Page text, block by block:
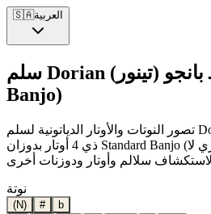
🇸🇦العربية
سلم Dorian دو# لـ بانجو (تينور) (Standard
Banjo)
تصور النوتات والأوتار الدياتونية لسلم Dorian دو# على بانجو (تينور)
ذي 4 أوتار بدوزان Standard Banjo (دو صول ري لا). استخدم عناصر
نوتة
(N) #
b